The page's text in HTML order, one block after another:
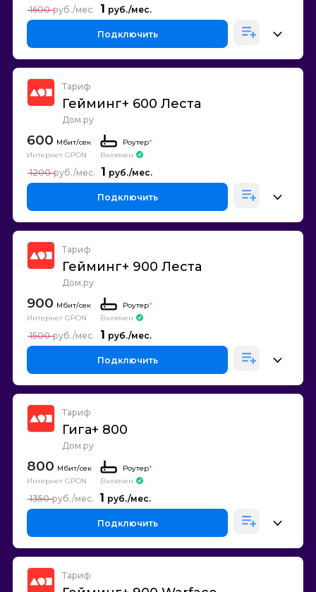
1
1600
Подключить
Тариф
Гейминг+ 600 Леста
Дом.ру
600
Интернет GPON
Роутер*
Включен
1
1200
Подключить
Тариф
Гейминг+ 900 Леста
Дом.ру
900
Интернет GPON
Роутер*
Включен
1
1500
Подключить
Тариф
Гига+ 800
Дом.ру
800
Интернет GPON
Роутер*
Включен
1
1350
Подключить
Тариф